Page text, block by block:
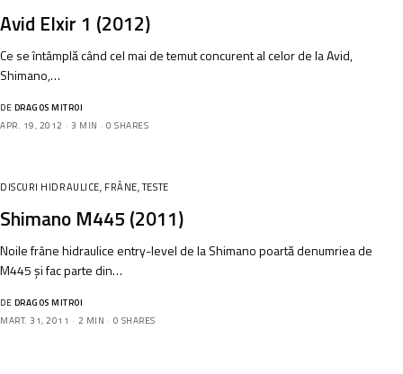
Avid Elxir 1 (2012)
Ce se întâmplă când cel mai de temut concurent al celor de la Avid,
Shimano,…
DE DRAGOS MITROI
APR. 19, 2012
3 MIN 0 SHARES
DISCURI HIDRAULICE, FRÂNE,TESTE
Shimano M445 (2011)
Noile frâne hidraulice entry-level de la Shimano poartă denumriea de
M445 și fac parte din…
DE DRAGOS MITROI
MART. 31, 2011
2 MIN 0 SHARES